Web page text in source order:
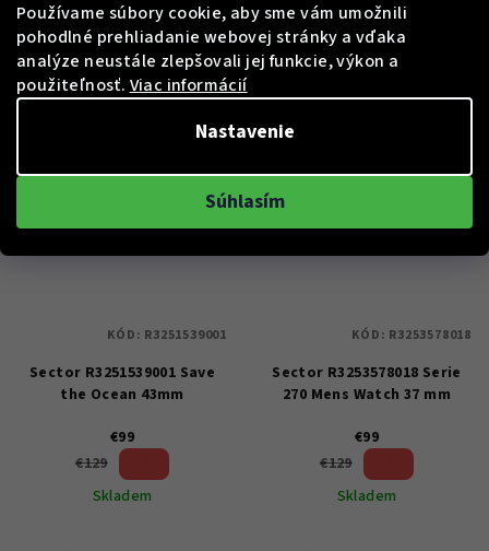
Používame súbory cookie, aby sme vám umožnili
pohodlné prehliadanie webovej stránky a vďaka
analýze neustále zlepšovali jej funkcie, výkon a
použiteľnosť. Viac informácií
Nastavenie
Súhlasím
Skladem
Do košíka
Skladem
Do košíka
Sector R3251539001 Save
the Ocean 43mm
€99
€129
Skladem
KÓD: R3251539001
Sector R3253578018 Serie
270 Mens Watch 37 mm
€99
€129
Skladem
KÓD: R3253578018